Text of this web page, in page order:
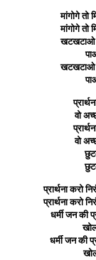
मांगोगे तो
मांगोगे तो
खटखटाओ
खटखटाओ
वो
वो
प्रार्थना करो
प्रार्थना करो
धर्मी जन की
धर्मी जन की